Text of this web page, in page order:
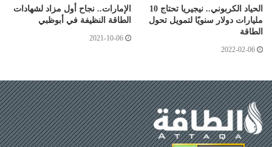
الحياد الكربوني.. نيجيريا تحتاج 10
مليارات دولار سنويًا لتمويل تحول
الطاقة
2022-02-06
الإمارات.. نجاح أول مزاد لشهادات
الطاقة النظيفة في أبوظبي
2021-10-06